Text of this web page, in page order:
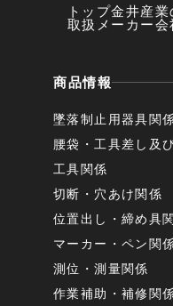
トップ金井産業
取扱メーカー会
商品情報
墜落制止用器具関
腰袋・工具差し及
工具関係
切断・穴あけ関係
位置出し・締め具
マーカー・ペン関
測位・測量関係
作業補助・補修関